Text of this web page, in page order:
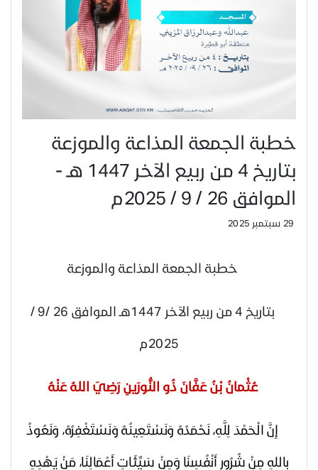
خطبة الجمعة المذاعة والموزعة
بتاريخ 4 من ربيع الآخر 1447 هـ -
الموافق 26 / 9 / 2025م
29 سبتمبر 2025
خطبة الجمعة المذاعة والموزعة
بتاريخ 4 من ربيع الآخر 1447هـ الموافق 26 /9 /
2025م
عُثْمانُ بْنُ عَفَّانَ ذُو النُّورَينِ رَضِيَ اللهُ عَنْهُ
إِنَّ الْحَمْدَ لِلَّهِ، نَحْمَدُهُ وَنَسْتَعِينُهُ وَنَسْتَغْفِرُهُ، وَنَعُوذُ
بِاللهِ مِنْ شُرُورِ أَنْفُسِنَا وَمِنْ سَيِّئَاتِ أَعْمَالِنَا، مَنْ يَهْدِهِ